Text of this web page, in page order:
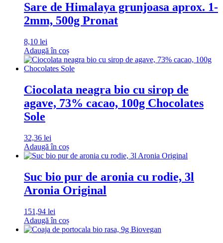
Sare de Himalaya grunjoasa aprox. 1-
2mm, 500g Pronat
8,10 lei
Adaugă în coș
Ciocolata neagra bio cu sirop de
agave, 73% cacao, 100g Chocolates
Sole
32,36 lei
Adaugă în coș
Suc bio pur de aronia cu rodie, 3l
Aronia Original
151,94 lei
Adaugă în coș